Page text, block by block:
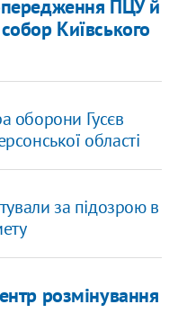
ПЦУ й
Київського
оборони Гусєв
області
за підозрою в
розмінування